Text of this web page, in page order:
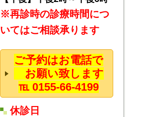
※再診時の診療時間につ
いてはご相談承ります
ご予約はお電話で
お願い致します
℡ 0155-66-4199
休診日